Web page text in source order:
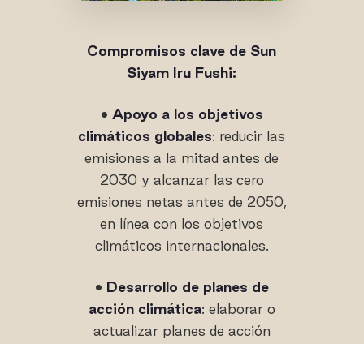
Compromisos clave de Sun
Siyam Iru Fushi:
• Apoyo a los objetivos
climáticos globales: reducir las
emisiones a la mitad antes de
2030 y alcanzar las cero
emisiones netas antes de 2050,
en línea con los objetivos
climáticos internacionales.
• Desarrollo de planes de
acción climática: elaborar o
actualizar planes de acción